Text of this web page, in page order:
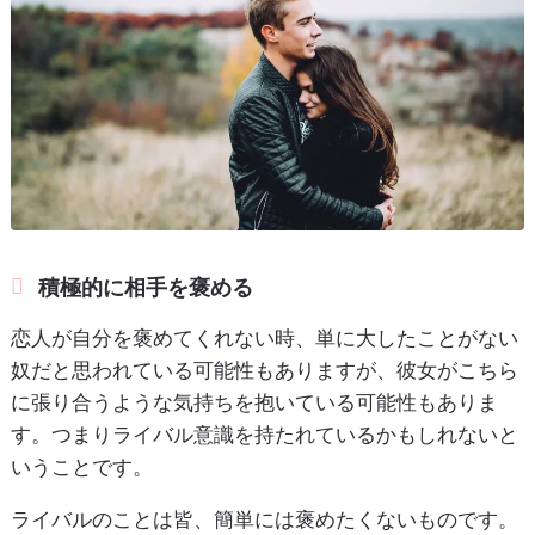
積極的に相手を褒める
恋人が自分を褒めてくれない時、単に大したことがない
奴だと思われている可能性もありますが、彼女がこちら
に張り合うような気持ちを抱いている可能性もありま
す。つまりライバル意識を持たれているかもしれないと
いうことです。
ライバルのことは皆、簡単には褒めたくないものです。